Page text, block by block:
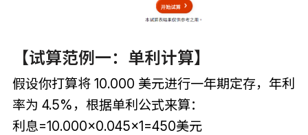
【试算范例一：单利计算】
假设你打算将 10.000 美元进行一年期定存，年利
率为 4.5%，根据单利公式来算：
利息=10.000×0.045×1=450美元